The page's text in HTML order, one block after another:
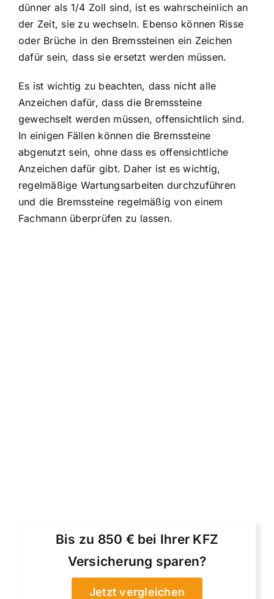
dünner als 1/4 Zoll sind, ist es wahrscheinlich an
der Zeit, sie zu wechseln. Ebenso können Risse
oder Brüche in den Bremssteinen ein Zeichen
dafür sein, dass sie ersetzt werden müssen.
Es ist wichtig zu beachten, dass nicht alle
Anzeichen dafür, dass die Bremssteine
gewechselt werden müssen, offensichtlich sind.
In einigen Fällen können die Bremssteine
abgenutzt sein, ohne dass es offensichtliche
Anzeichen dafür gibt. Daher ist es wichtig,
regelmäßige Wartungsarbeiten durchzuführen
und die Bremssteine regelmäßig von einem
Fachmann überprüfen zu lassen.
Bis zu 850 € bei Ihrer KFZ
Versicherung sparen?
Jetzt vergleichen